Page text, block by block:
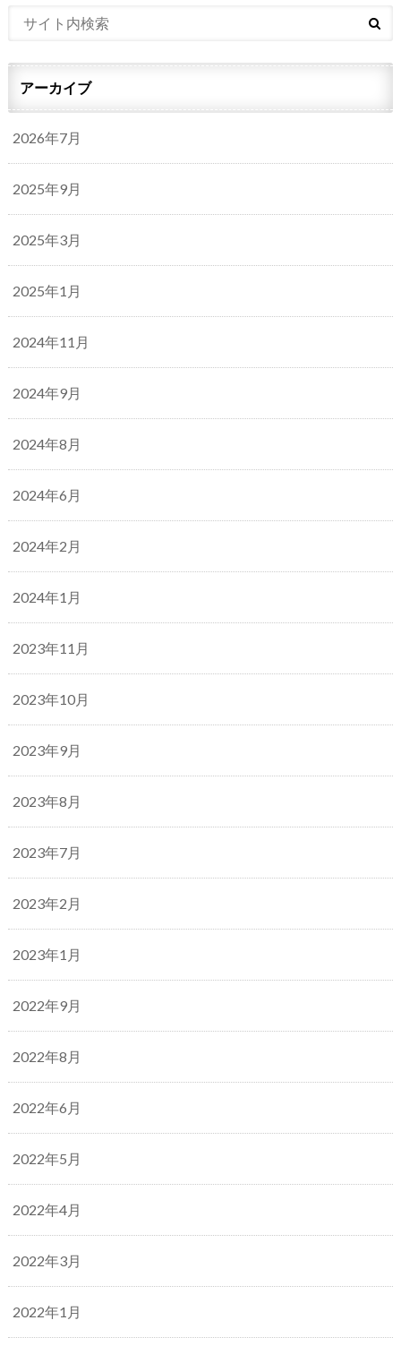
アーカイブ
2026年7月
2025年9月
2025年3月
2025年1月
2024年11月
2024年9月
2024年8月
2024年6月
2024年2月
2024年1月
2023年11月
2023年10月
2023年9月
2023年8月
2023年7月
2023年2月
2023年1月
2022年9月
2022年8月
2022年6月
2022年5月
2022年4月
2022年3月
2022年1月